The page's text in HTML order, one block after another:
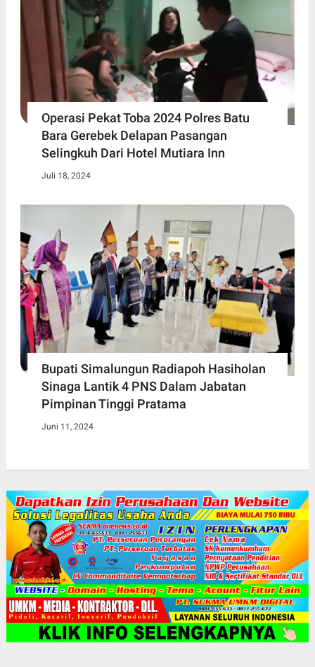
Operasi Pekat Toba 2024 Polres Batu
Bara Gerebek Delapan Pasangan
Selingkuh Dari Hotel Mutiara Inn
Juli 18, 2024
Bupati Simalungun Radiapoh Hasiholan
Sinaga Lantik 4 PNS Dalam Jabatan
Pimpinan Tinggi Pratama
Juni 11, 2024